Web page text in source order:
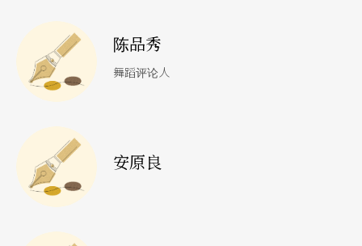
「消耗性的」、「浪费预算的」，但以「宜兰国际
童玩艺术节」的举办为例，不但县政府没有编列预
算投入该项活动，其门票收入扣除支出后尙有约五
足、永续经营」的典范。
在以「文化产业化，产业文化化」的基础下，宜兰
陈品秀
舞蹈评论人
安原良